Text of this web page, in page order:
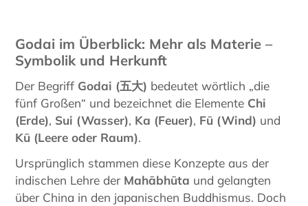
Godai im Überblick: Mehr als Materie –
Symbolik und Herkunft
Der Begriff Godai (五大) bedeutet wörtlich „die
fünf Großen“ und bezeichnet die Elemente Chi
(Erde), Sui (Wasser), Ka (Feuer), Fū (Wind) und
Kū (Leere oder Raum).
Ursprünglich stammen diese Konzepte aus der
indischen Lehre der Mahābhūta und gelangten
über China in den japanischen Buddhismus. Doch